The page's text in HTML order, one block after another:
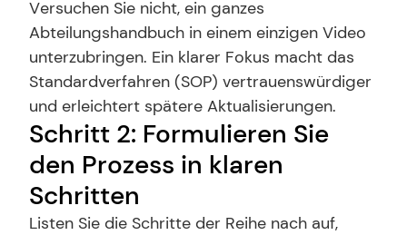
Versuchen Sie nicht, ein ganzes
Abteilungshandbuch in einem einzigen Video
unterzubringen. Ein klarer Fokus macht das
Standardverfahren (SOP) vertrauenswürdiger
und erleichtert spätere Aktualisierungen.
Schritt 2: Formulieren Sie
den Prozess in klaren
Schritten
Listen Sie die Schritte der Reihe nach auf,